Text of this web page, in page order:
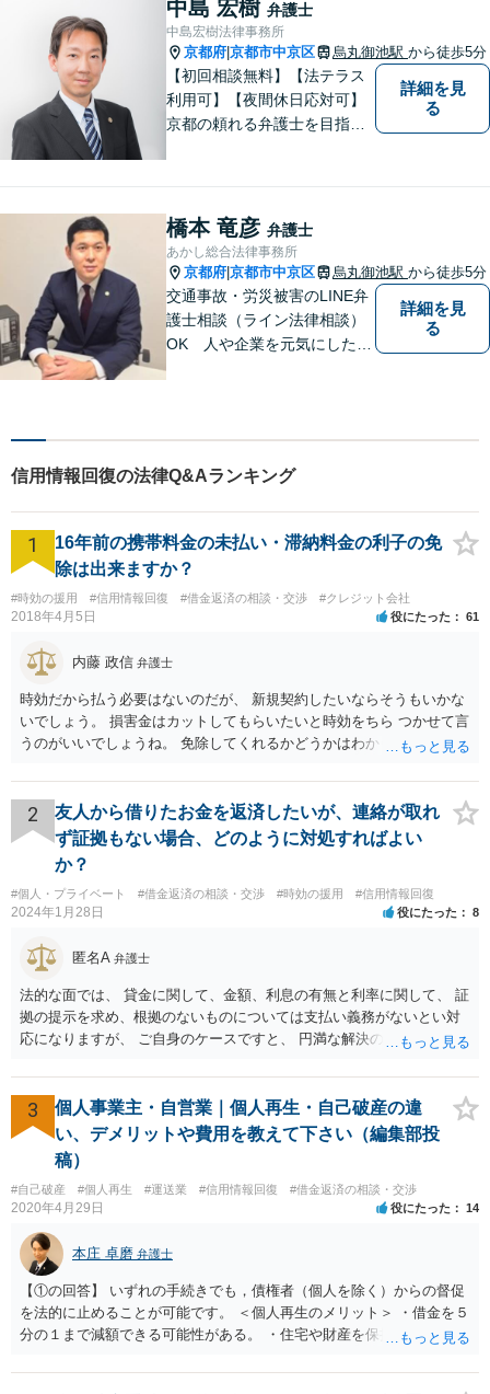
談可能】【弁護士保険（特
約）全社対応いたします】
中島 宏樹 弁護士
中島宏樹法律事務所
京都府 京都市中京区 烏丸御池駅 から徒歩5分
【初回相談無料】【法テラス
利用可】【夜間休日応対可】
京都の頼れる弁護士を目指し
ます。
詳細を見
る
橋本 竜彦 弁護士
あかし総合法律事務所
京都府 京都市中京区 烏丸御池駅 から徒歩5分
交通事故・労災被害のLINE弁
護士相談（ライン法律相談）
OK 人や企業を元気にした
出すことを心がけています。
詳細を見
る
信用情報回復の法律Q&Aランキング
1
16年前の携帯料金の未払い・滞納料金の利子の免
除は出来ますか？
#時効の援用 #信用情報回復 #借金返済の相談・交渉 #クレジット会社
2018年4月5日 役にたった 61
内藤 政信 弁護士
時効だから払う必要はないのだが、 新規契約したいならそうもいかな
いでしょう。 損害金はカットしてもらいたいと時効をちら つかせて言
うのがいいでしょうね。 免除してくれるかどうかはわかりませんが。
2
友人から借りたお金を返済したいが、連絡が取れ
ず証拠もない場合、どのように対処すればよい
か？
#個人・プライベート #借金返済の相談・交渉 #時効の援用 #信用情報回復
2024年1月28日 役にたった 8
匿名A 弁護士
法的な面では、 貸金に関して、金額、利息の有無と利率に関して、 証
拠の提示を求め、根拠のないものについては支払い義務がないとい対
応になりますが、 ご自身のケースですと、 円満な解決のため、一定程
けではありません）。 何某かの主張をされた場合、あらためて弁護士
に相談されるという形でよいかと思います。
3
個人事業主・自営業｜個人再生・自己破産の違
い、デメリットや費用を教えて下さい（編集部投
稿）
#自己破産 #個人再生 #運送業 #信用情報回復 #借金返済の相談・交渉
2020年4月29日 役にたった 14
本庄 卓磨 弁護士
【①の回答】 いずれの手続きでも，債権者（個人を除く）からの督促
を法的に止めることが可能です。 ＜個人再生のメリット＞ ・借金を５
分の１まで減額できる可能性がある。 ・住宅や財産を保持できる（た
理的抵抗が小さい（個人差あり）。 ＜自己破産のメリット＞ ・税金等